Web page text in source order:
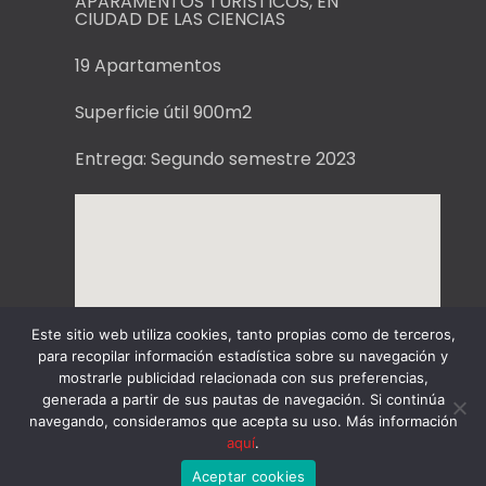
CIUDAD DE LAS CIENCIAS
19 Apartamentos
Superficie útil 900m2
Entrega: Segundo semestre 2023
Este sitio web utiliza cookies, tanto propias como de terceros,
para recopilar información estadística sobre su navegación y
mostrarle publicidad relacionada con sus preferencias,
generada a partir de sus pautas de navegación. Si continúa
navegando, consideramos que acepta su uso. Más información
aquí.
Aceptar cookies